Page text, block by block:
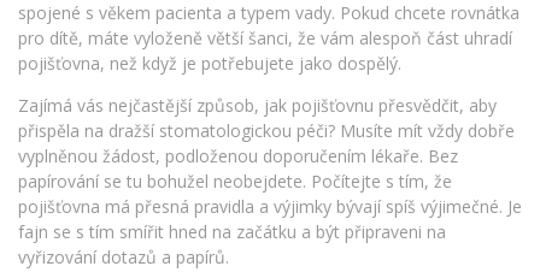
spojené s věkem pacienta a typem vady. Pokud chcete rovnátka
pro dítě, máte vyloženě větší šanci, že vám alespoň část uhradí
pojišťovna, než když je potřebujete jako dospělý.
Zajímá vás nejčastější způsob, jak pojišťovnu přesvědčit, aby
přispěla na dražší stomatologickou péči? Musíte mít vždy dobře
vyplněnou žádost, podloženou doporučením lékaře. Bez
papírování se tu bohužel neobejdete. Počítejte s tím, že
pojišťovna má přesná pravidla a výjimky bývají spíš výjimečné. Je
fajn se s tím smířit hned na začátku a být připraveni na
vyřizování dotazů a papírů.